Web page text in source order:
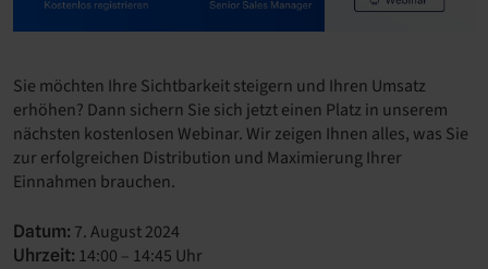
Sie möchten Ihre Sichtbarkeit steigern und Ihren Umsatz
erhöhen? Dann sichern Sie sich jetzt einen Platz in unserem
nächsten kostenlosen Webinar. Wir zeigen Ihnen alles, was Sie
zur erfolgreichen Distribution und Maximierung Ihrer
Einnahmen brauchen.
Datum: 7. August 2024
Uhrzeit: 14:00 – 14:45 Uhr